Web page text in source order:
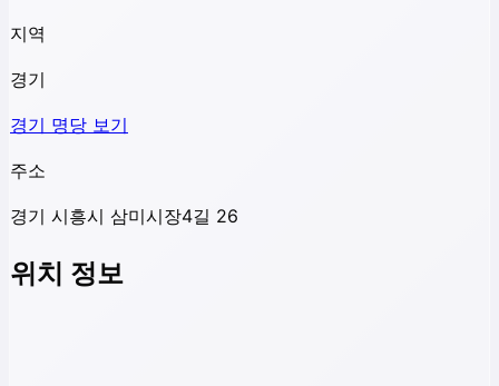
지역
경기
경기 명당 보기
주소
경기 시흥시 삼미시장4길 26
위치 정보